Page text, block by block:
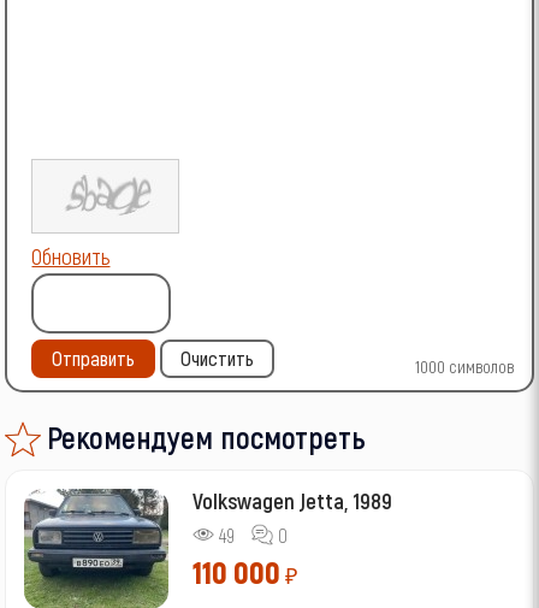
1000 символов
Обновить
Отправить Очистить
Рекомендуем посмотреть
Volkswagen Jetta, 1989
49 0
110 000 ₽